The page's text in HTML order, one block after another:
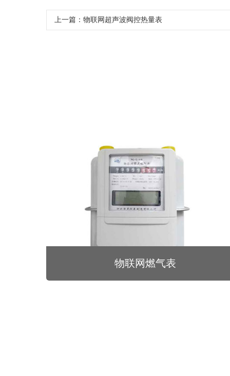
上一篇：物联网超声波阀控热量表
物联网燃气表